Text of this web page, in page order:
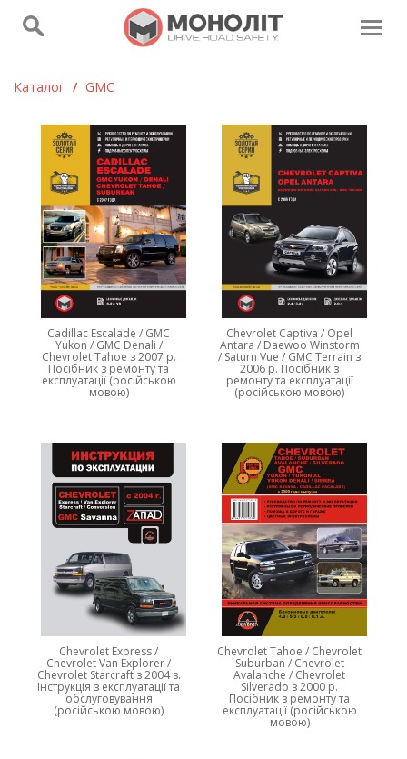
Каталог / GMC
Cadillaс Escalade / GMC
Yukon / GMC Denali /
Chevrolet Tahoe з 2007 р.
Посібник з ремонту та
експлуатації (російською
мовою)
Chevrolet Captiva / Opel
Antara / Daewoo Winstorm
/ Saturn Vue / GMC Terrain з
2006 р. Посібник з
ремонту та експлуатації
(російською мовою)
Chevrolet Express /
Chevrolet Van Explorer /
Chevrolet Starcraft з 2004 з.
Інструкція з експлуатації та
обслуговування
(російською мовою)
Chevrolet Tahoe / Chevrolet
Suburban / Chevrolet
Avalanche / Chevrolet
Silverado з 2000 р.
Посібник з ремонту та
експлуатації (російською
мовою)